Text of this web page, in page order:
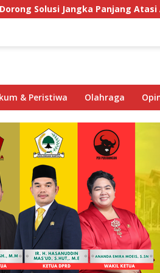
Jangka Panjang Atasi
& Peristiwa Olahraga